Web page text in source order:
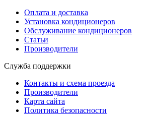
Оплата и доставка
Установка кондиционеров
Обслуживание кондиционеров
Статьи
Производители
Служба поддержки
Контакты и схема проезда
Производители
Карта сайта
Политика безопасности